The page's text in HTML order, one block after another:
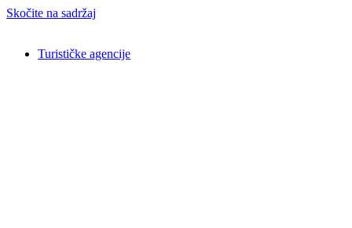
Skočite na sadržaj
Turističke agencije